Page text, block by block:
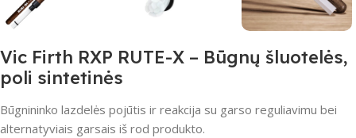
Vic Firth RXP RUTE-X – Būgnų šluotelės,
poli sintetinės
Būgnininko lazdelės pojūtis ir reakcija su garso reguliavimu bei
alternatyviais garsais iš rod produkto.